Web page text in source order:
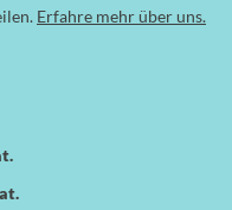
Erfahre mehr über uns.